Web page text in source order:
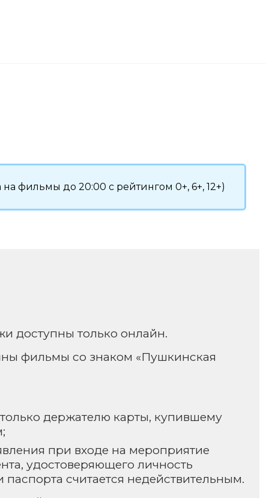
фильмы до 20:00 с рейтингом 0+, 6+, 12+)
доступны только онлайн.
фильмы со знаком «Пушкинская
держателю карты, купившему
при входе на мероприятие
удостоверяющего личность
считается недействительным.